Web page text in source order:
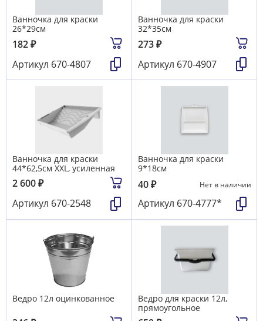
Ванночка для краски
26*29см
182₽
Артикул 670-4807
Ванночка для краски
32*35см
273₽
Артикул 670-4907
Ванночка для краски
44*62,5см XXL, усиленная
2 600₽
Артикул 670-2548
Ванночка для краски
9*18см
40₽ Нет в наличии
Артикул 670-4777*
Ведро 12л оцинкованное
Ведро для краски 12л,
прямоугольное